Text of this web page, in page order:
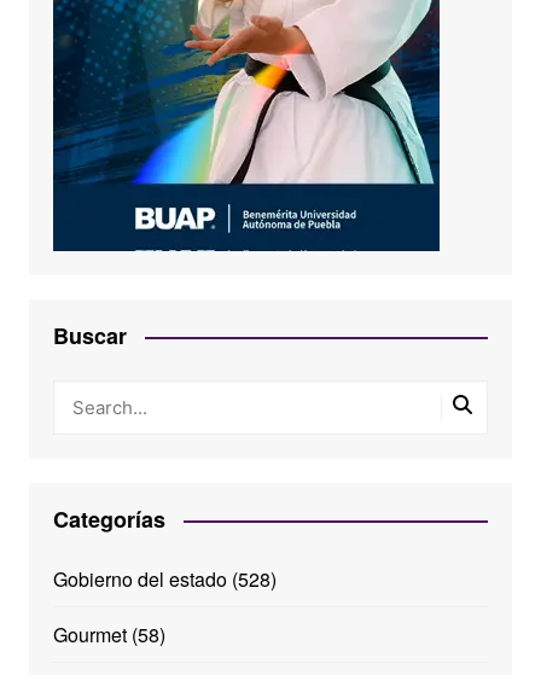
Buscar
Categorías
Gobierno del estado(528)
Gourmet(58)